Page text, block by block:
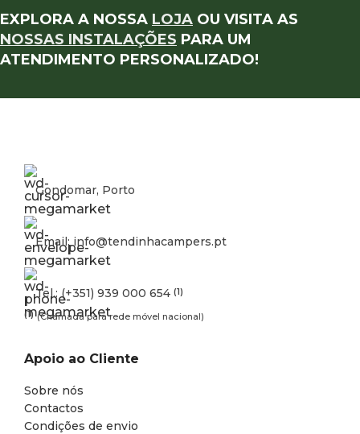
EXPLORA A NOSSA LOJA OU VISITA AS
NOSSAS INSTALAÇÕES PARA UM
ATENDIMENTO PERSONALIZADO!
Gondomar, Porto
Email: info@tendinhacampers.pt
Tel.: (+351) 939 000 654 (1)
(1) (Chamada para rede móvel nacional)
Apoio ao Cliente
Sobre nós
Contactos
Condições de envio